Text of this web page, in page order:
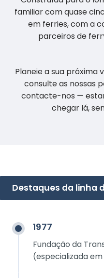
familiar com quase
em ferries, com a
parceiros de
Planeie a sua próxima
consulte as nossas
contacte-nos —
chegar lá,
Destaques da linha
1977
Fundação da
(especializada